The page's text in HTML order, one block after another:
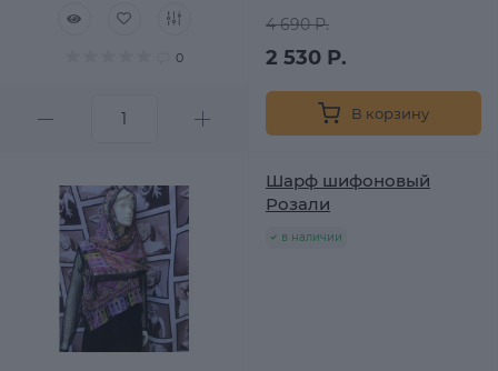
0
4 690 Р.
2 530 Р.
В корзину
Шарф шифоновый
Розали
в наличии